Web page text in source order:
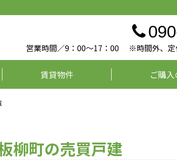
営業時間／9：00～17：00 ※時間外、
賃貸物件 ご購
柳町の売買戸建